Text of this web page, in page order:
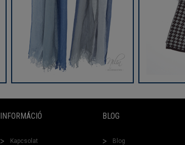
INFORMÁCIÓ
Kapcsolat
BLOG
Blog